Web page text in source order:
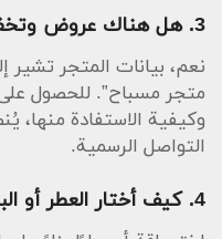
3. هل هناك عروض وتخفيضات دورية؟
نعم، بيانات المتجر
متجر مسباح”. للحصول
وكيفية الاستفادة منها،
التواصل الرسمية.
4. كيف أختار العطر أو الباقة المناسبة كهدية؟